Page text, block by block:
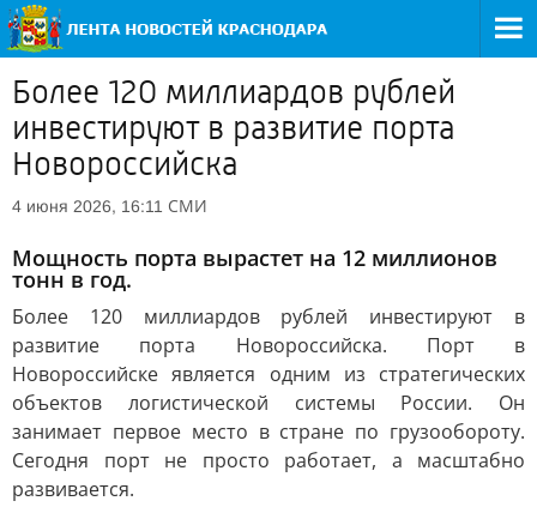
Более 120 миллиардов рублей
инвестируют в развитие порта
Новороссийска
4 июня 2026, 16:11 СМИ
Мощность порта вырастет на 12 миллионов
тонн в год.
Более 120 миллиардов рублей инвестируют в
развитие порта Новороссийска. Порт в
Новороссийске является одним из стратегических
объектов логистической системы России. Он
занимает первое место в стране по грузообороту.
Сегодня порт не просто работает, а масштабно
развивается.